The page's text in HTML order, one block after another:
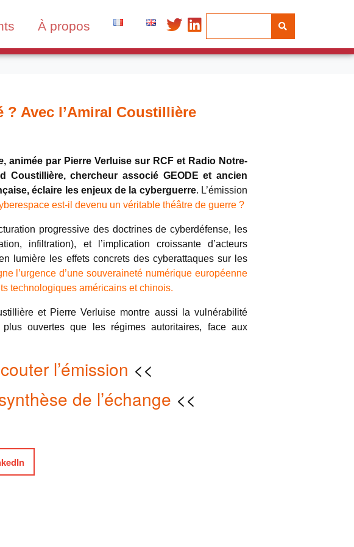
À propos
Avec l’Amiral Coustillière
, animée par Pierre Verluise sur RCF et Radio Notre-
Coustillière, chercheur associé GEODE et ancien
éclaire les enjeux de la cyberguerre. L’émission
est-il devenu un véritable théâtre de guerre ?
progressive des doctrines de cyberdéfense, les
infiltration), et l’implication croissante d’acteurs
lumière les effets concrets des cyberattaques sur les
l’urgence d’une souveraineté numérique européenne
technologiques américains et chinois.
et Pierre Verluise montre aussi la vulnérabilité
plus ouvertes que les régimes autoritaires, face aux
l’émission <<
de l’échange <<